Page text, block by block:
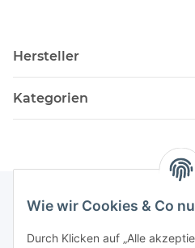
Wie wir Cookies & Co
Durch Klicken auf „Alle
Hersteller
Kategorien
Informationen